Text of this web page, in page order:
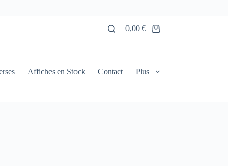
Panier
0,00€
Affiches en Stock Contact Plus